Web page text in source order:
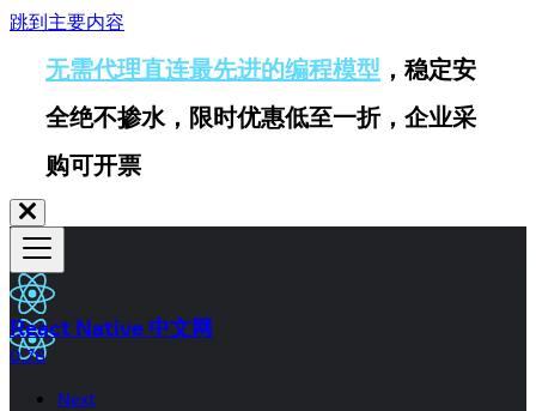
跳到主要内容
无需代理直连最先进的编程模型 ，稳定安
全绝不掺水，限时优惠低至一折，企业采
购可开票
React Native 中文网
0.76
Next